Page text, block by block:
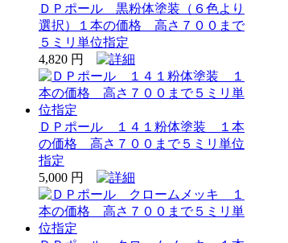
ＤＰポール 黒粉体塗装（６色より
選択）１本の価格 高さ７００まで
５ミリ単位指定
4,820 円
ＤＰポール １４１粉体塗装 １本
の価格 高さ７００まで５ミリ単位
指定
5,000 円